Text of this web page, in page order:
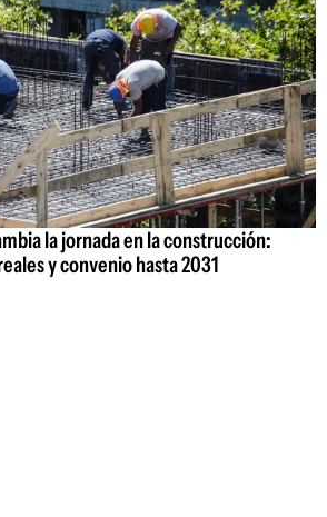
la jornada en la construcción:
y convenio hasta 2031